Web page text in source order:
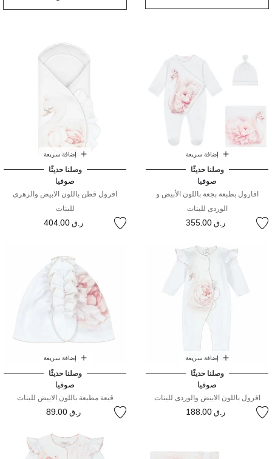
إضافة سريعة
وصلنا حديثًا
صوفيا
افارول بطبعة بجعة باللون الأبيض و
الوردى للبنات
ر.ق 355.00
إضافة سريعة
وصلنا حديثًا
صوفيا
افرول قطن باللون الابيض والزهرى
للبنات
ر.ق 404.00
إضافة سريعة
وصلنا حديثًا
صوفيا
افرول باللون الابيض والوردى للبنات
ر.ق 188.00
إضافة سريعة
وصلنا حديثًا
صوفيا
قبعة مطبعة باللون الابيض للبنات
ر.ق 89.00